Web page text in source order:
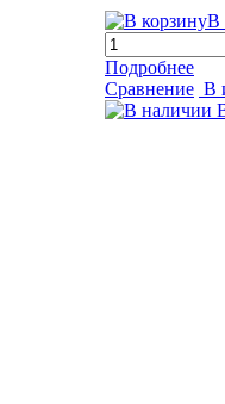
В
Подробнее
Сравнение В